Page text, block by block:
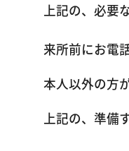
上記の、必要
来所前にお電
本人以外の方
上記の、準備